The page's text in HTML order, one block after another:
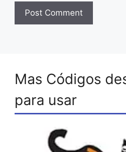
Mas Códigos
para usar